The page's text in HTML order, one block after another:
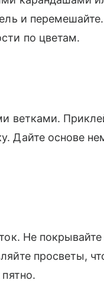
и
по цветам.
ветками.
Дайте основе
Не покрывайте
просветы,